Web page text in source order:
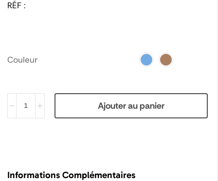
RÉF :
Couleur
Ajouter au panier
Informations Complémentaires